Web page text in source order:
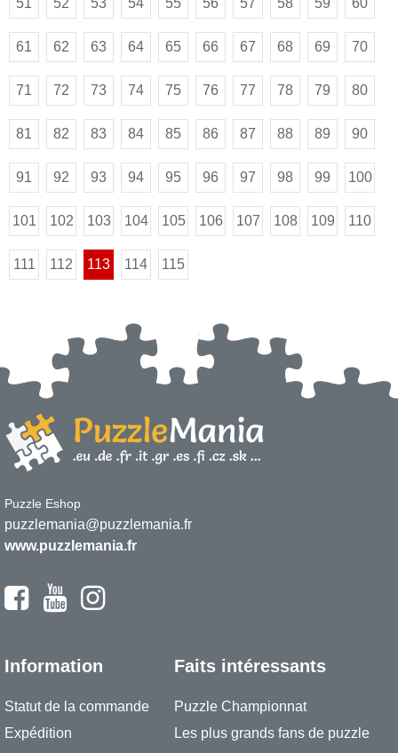
51 52 53 54 55 56 57 58 59 60
61 62 63 64 65 66 67 68 69 70
71 72 73 74 75 76 77 78 79 80
81 82 83 84 85 86 87 88 89 90
91 92 93 94 95 96 97 98 99 100
101 102 103 104 105 106 107 108 109 110
111 112 113 114 115
Puzzle Eshop
puzzlemania@puzzlemania.fr
www.puzzlemania.fr
Information
Statut de la commande
Expédition
Faits intéressants
Puzzle Championnat
Les plus grands fans de puzzle